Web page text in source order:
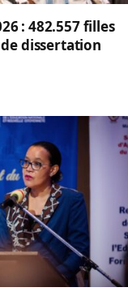
: 482.557 filles
dissertation